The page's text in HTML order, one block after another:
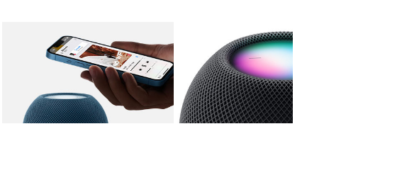
图库 图像 4 图库 图像 5